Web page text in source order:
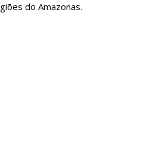
do Amazonas.